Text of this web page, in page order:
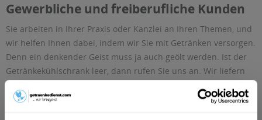
Gewerbliche und freiberufliche Kunden
Sie arbeiten in Ihrer Praxis oder Kanzlei an Ihren Themen, und
wir helfen Ihnen dabei, indem wir Sie mit Getränken versorgen.
Denn ein denkender Geist muss ja auch geölt werden. Ist der
Getränkekühlschrank leer, dann rufen Sie uns an. Wir liefern
Ihnen die Getränke für Ihr nächstes Meeting und Sie und Ihre
Kollegen können sich auf Ihre Arbeit konzentrieren.